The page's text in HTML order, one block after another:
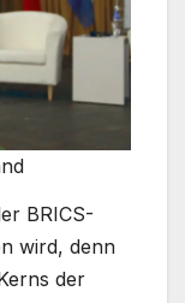
BRICS-
wird, denn
der